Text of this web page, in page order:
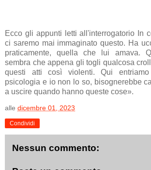
Ecco gli appunti letti all'interrogatorio In
ci saremo mai immaginato questo. Ha
praticamente, quella che lui amava.
sembra che appena gli togli qualcosa
questi atti così violenti. Qui
psicologia e io non lo so, bisognerebbe
a uscire quando hanno queste cose».
alle dicembre 01, 2023
Condividi
Nessun commento: